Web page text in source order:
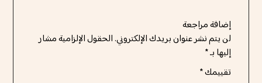
إضافة مراجعة
لن يتم نشر عنوان بريدك الإلكتروني.الحقول الإلزامية مشار
إليها بـ*
تقييمك*